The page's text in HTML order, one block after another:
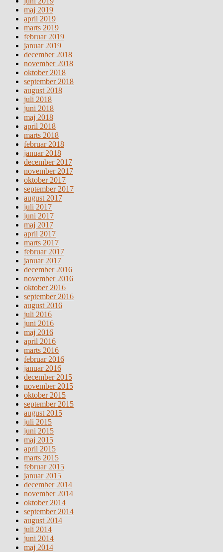
maj 2019
april 2019
marts 2019
februar 2019
januar 2019
december 2018
november 2018
oktober 2018
september 2018
august 2018
juli 2018
juni 2018
maj 2018
april 2018
marts 2018
februar 2018
januar 2018
december 2017
november 2017
oktober 2017
september 2017
august 2017
juli 2017
juni 2017
maj 2017
april 2017
marts 2017
februar 2017
januar 2017
december 2016
november 2016
oktober 2016
september 2016
august 2016
juli 2016
juni 2016
maj 2016
april 2016
marts 2016
februar 2016
januar 2016
december 2015
november 2015
oktober 2015
september 2015
august 2015
juli 2015
juni 2015
maj 2015
april 2015
marts 2015
februar 2015
januar 2015
december 2014
november 2014
oktober 2014
september 2014
august 2014
juli 2014
juni 2014
maj 2014